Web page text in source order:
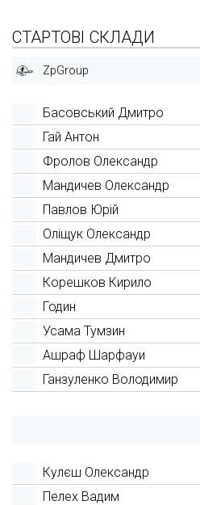
СТАРТОВІ СКЛАДИ
ZpGroup
Басовський Дмитро
Гай Антон
Фролов Олександр
Мандичев Олександр
Павлов Юрій
Оліщук Олександр
Мандичев Дмитро
Корешков Кирило
Годин
Усама Тумзин
Ашраф Шарфауи
Ганзуленко Володимир
Кулєш Олександр
Пелех Вадим